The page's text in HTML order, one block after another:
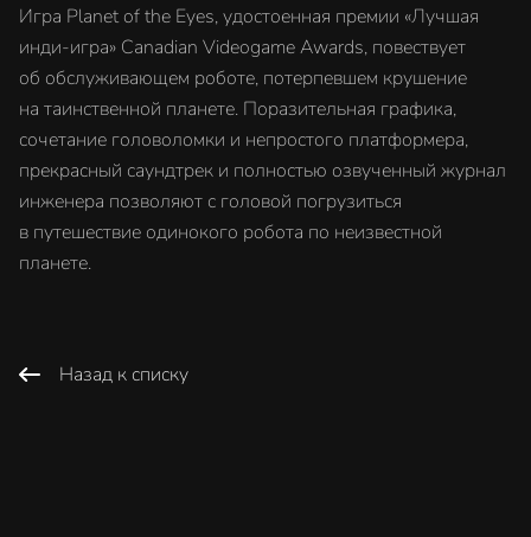
Игра Planet of the Eyes, удостоенная премии «Лучшая
инди-игра» Canadian Videogame Awards, повествует
об обслуживающем роботе, потерпевшем крушение
на таинственной планете. Поразительная графика,
сочетание головоломки и непростого платформера,
прекрасный саундтрек и полностью озвученный журнал
инженера позволяют с головой погрузиться
в путешествие одинокого робота по неизвестной
планете.
Назад к списку